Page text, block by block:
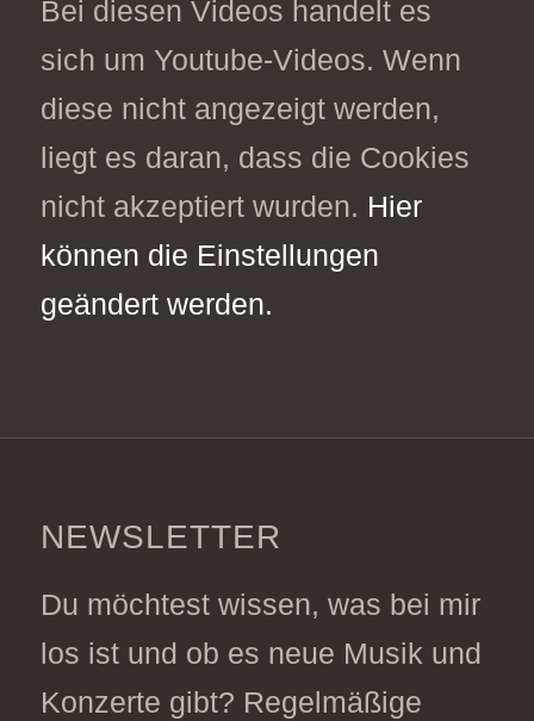
Bei diesen Videos handelt es
sich um Youtube-Videos. Wenn
diese nicht angezeigt werden,
liegt es daran, dass die Cookies
nicht akzeptiert wurden. Hier
können die Einstellungen
geändert werden.
NEWSLETTER
Du möchtest wissen, was bei mir
los ist und ob es neue Musik und
Konzerte gibt? Regelmäßige